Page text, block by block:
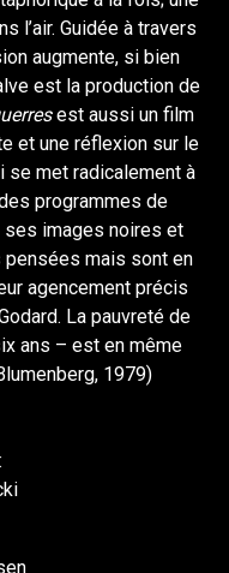
l’air. Guidée à travers
augmente, si bien
est la production de
est aussi un film
et une réflexion sur le
se met radicalement à
programmes de
images noires et
pensées mais sont en
agencement précis
La pauvreté de
ans – est en même
1979)